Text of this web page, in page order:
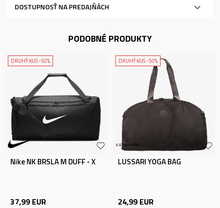
DOSTUPNOSŤ NA PREDAJŇÁCH
PODOBNÉ PRODUKTY
DRUHÝ KUS -50%
Nike NK BRSLA M DUFF - X
37,99 EUR
DRUHÝ KUS -50%
LUSSARI YOGA BAG
24,99 EUR